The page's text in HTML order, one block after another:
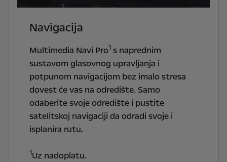
Navigacija
Multimedia Navi Pro1s naprednim
sustavom glasovnog upravljanja i
potpunom navigacijom bez imalo stresa
dovest će vas na odredište. Samo
odaberite svoje odredište i pustite
satelitskoj navigaciji da odradi svoje i
isplanira rutu.
1Uz nadoplatu.